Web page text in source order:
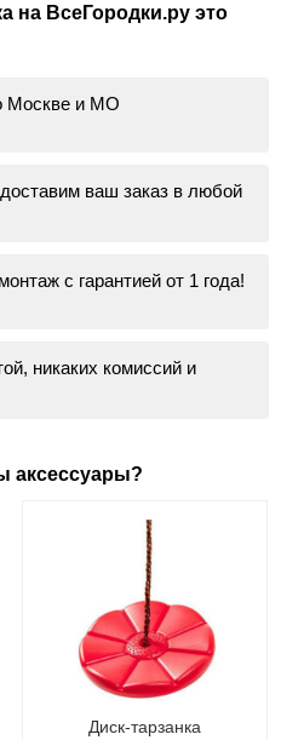
на ВсеГородки.ру это
Москве и МО
ваш заказ в любой
с гарантией от 1 года!
никаких комиссий и
аксессуары?
Диск-тарзанка